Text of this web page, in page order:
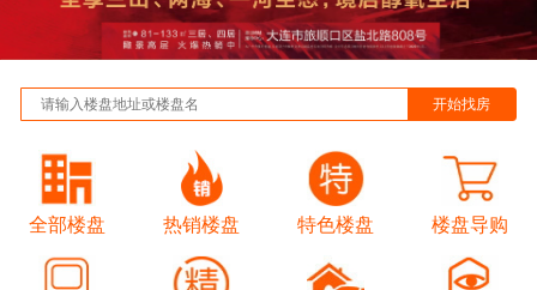
全部楼盘 热销楼盘 特色楼盘 楼盘导购